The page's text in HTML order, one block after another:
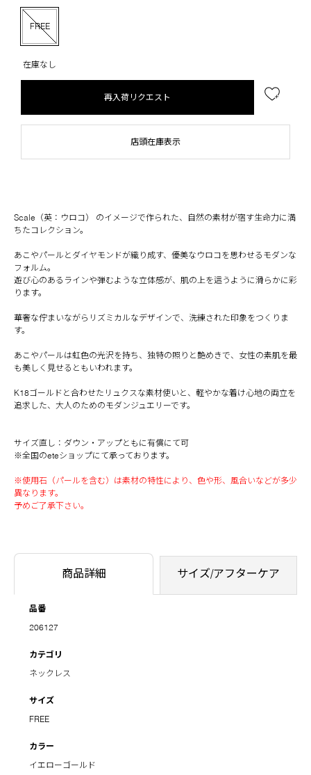
FREE
在庫なし
再入荷リクエスト
店頭在庫表示
Scale（英：ウロコ） のイメージで作られた、自然の素材が宿す生命力に満
ちたコレクション。
あこやパールとダイヤモンドが織り成す、優美なウロコを思わせるモダンな
フォルム。
遊び心のあるラインや弾むような立体感が、肌の上を這うように滑らかに彩
ります。
華奢な佇まいながらリズミカルなデザインで、洗練された印象をつくりま
す。
あこやパールは虹色の光沢を持ち、独特の照りと艶めきで、女性の素肌を最
も美しく見せるともいわれます。
K18ゴールドと合わせたリュクスな素材使いと、軽やかな着け心地の両立を
追求した、大人のためのモダンジュエリーです。
サイズ直し：ダウン・アップともに有償にて可
※全国のeteショップにて承っております。
※使用石（パールを含む）は素材の特性により、色や形、風合いなどが多少
異なります。
予めご了承下さい。
商品詳細 サイズ/アフターケア
品番
206127
カテゴリ
ネックレス
サイズ
FREE
カラー
イエローゴールド